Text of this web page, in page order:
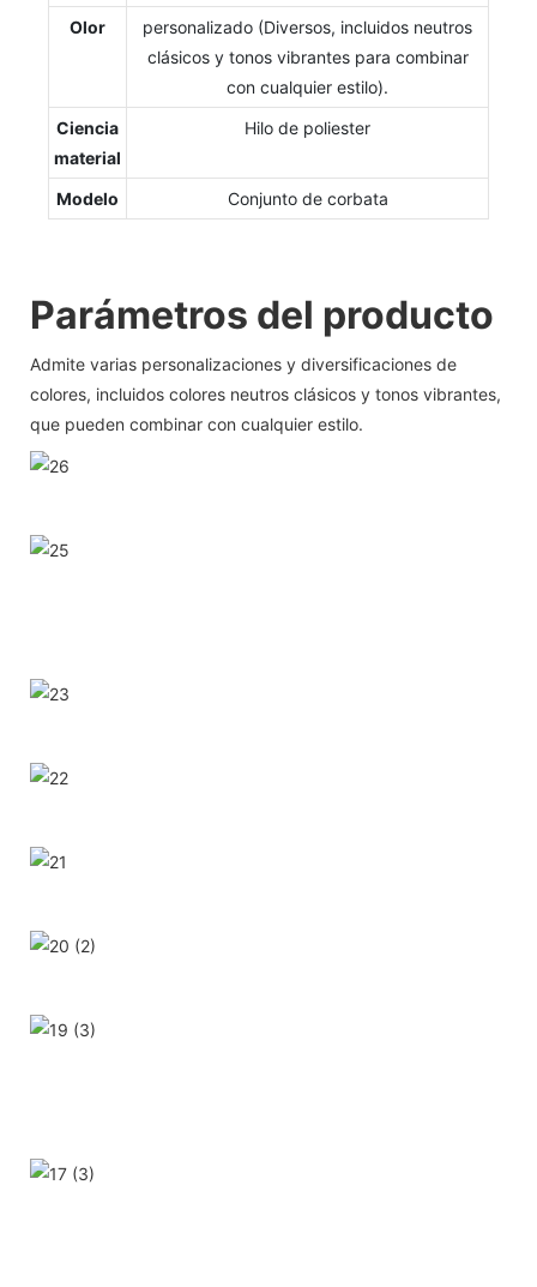
Olor
personalizado (Diversos, incluidos neutros
clásicos y tonos vibrantes para combinar
con cualquier estilo).
Ciencia
material
Hilo de poliester
Modelo Conjunto de corbata
Parámetros del producto
Admite varias personalizaciones y diversificaciones de
colores, incluidos colores neutros clásicos y tonos vibrantes,
que pueden combinar con cualquier estilo.